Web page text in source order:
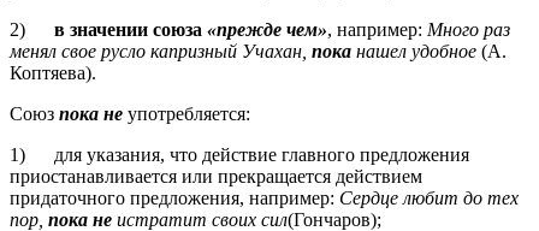
2) в значении союза «прежде чем», например: Много раз
менял свое русло капризный Учахан, пока нашел удобное (А.
Коптяева).
Союз пока не употребляется:
1) для указания, что действие главного предложения
приостанавливается или прекращается действием
придаточного предложения, например: Сердце любит до тех
пор, пока не истратит своих сил(Гончаров);